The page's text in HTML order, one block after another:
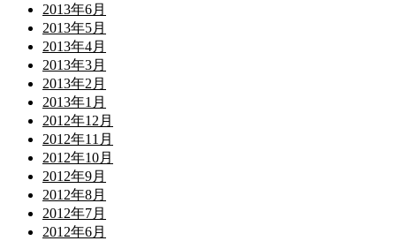
2013年6月
2013年5月
2013年4月
2013年3月
2013年2月
2013年1月
2012年12月
2012年11月
2012年10月
2012年9月
2012年8月
2012年7月
2012年6月